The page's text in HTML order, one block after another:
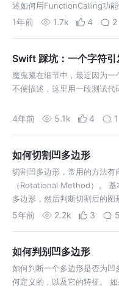
述如何用FunctionCalling功
1年前 1.7k 4 2
Swift 踩坑：一个字符
魔鬼藏在细节中，最近因为
不便描述，这里用一段测试代
4年前 5.1k 4 1
如何切割凹多边形
切割凹多边形，常用的方法
（Rotational Method）。
多边形，然后判断切割后的
继续切割。 所以这里需要一
5年前 2.2k 3 5
如何判别凹多边形
如何判断一个多边形是否为凹
何定义的，以及它的特征。